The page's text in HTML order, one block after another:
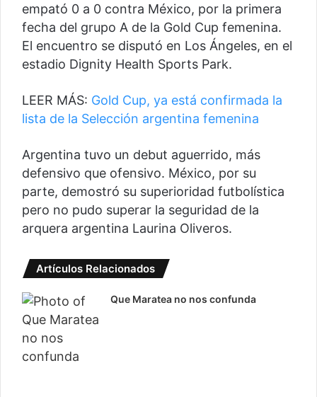
empató 0 a 0 contra México, por la primera
fecha del grupo A de la Gold Cup femenina.
El encuentro se disputó en Los Ángeles, en el
estadio Dignity Health Sports Park.
LEER MÁS: Gold Cup, ya está confirmada la
lista de la Selección argentina femenina
Argentina tuvo un debut aguerrido, más
defensivo que ofensivo. México, por su
parte, demostró su superioridad futbolística
pero no pudo superar la seguridad de la
arquera argentina Laurina Oliveros.
Artículos Relacionados
Que Maratea no nos confunda